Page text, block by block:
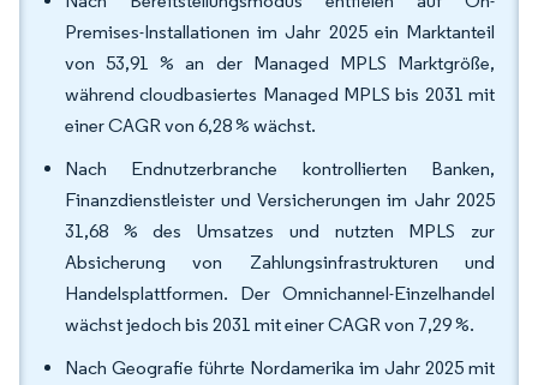
Premises-Installationen im Jahr 2025 ein Marktanteil
von 53,91 % an der Managed MPLS Marktgröße,
während cloudbasiertes Managed MPLS bis 2031 mit
einer CAGR von 6,28 % wächst.
Nach Endnutzerbranche kontrollierten Banken,
Finanzdienstleister und Versicherungen im Jahr 2025
31,68 % des Umsatzes und nutzten MPLS zur
Absicherung von Zahlungsinfrastrukturen und
Handelsplattformen. Der Omnichannel-Einzelhandel
wächst jedoch bis 2031 mit einer CAGR von 7,29 %.
Nach Geografie führte Nordamerika im Jahr 2025 mit